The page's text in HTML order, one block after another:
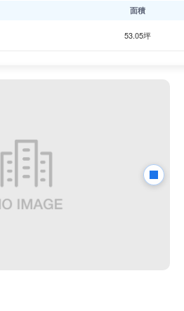
レベーターが1基のため、朝夕のエレ
面積
53.05坪